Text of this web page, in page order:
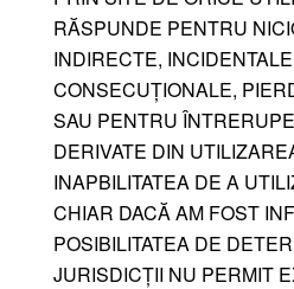
RĂSPUNDE PENTRU
INDIRECTE,
CONSECUȚIONALE,
SAU PENTRU
DERIVATE DIN
INAPBILITATEA DE A
CHIAR DACĂ AM FOST
POSIBILITATEA DE
JURISDICȚII NU PERMIT